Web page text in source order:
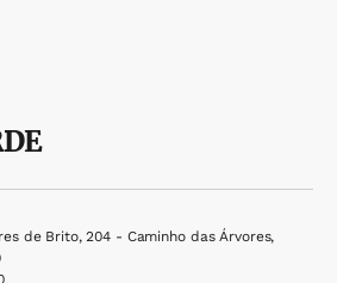
de Brito, 204 - Caminho das Árvores,